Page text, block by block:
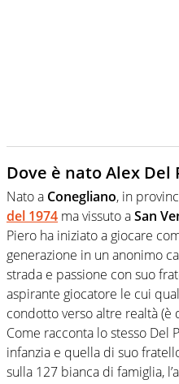
Dove è nato Alex Del
Nato a Conegliano, in
del 1974 ma vissuto aSan
Piero ha iniziato a giocare
generazione in un anonimo
strada e passione con suo
aspirante giocatore le cui
condotto verso altre realtà
Come racconta lo stesso Del
infanzia e quella di suo
sulla 127 bianca di famiglia,